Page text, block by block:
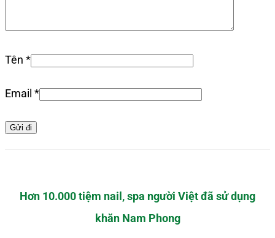
Tên *
Email *
Hơn 10.000 tiệm nail, spa người Việt đã sử dụng
khăn Nam Phong